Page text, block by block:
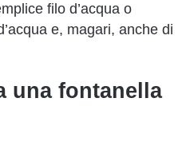
filo d’acqua o
e, magari, anche di
una fontanella